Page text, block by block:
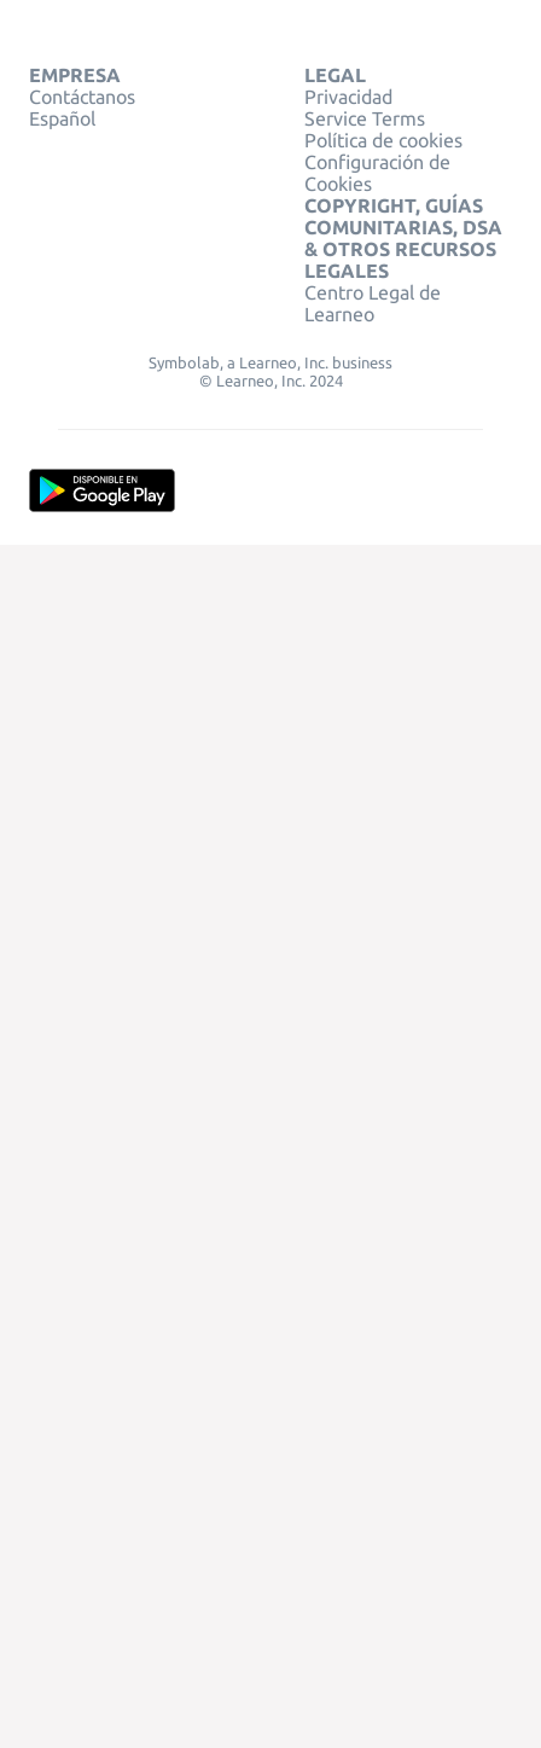
EMPRESA
Contáctanos
Español
LEGAL
Privacidad
Service Terms
Política de cookies
Configuración de
Cookies
COPYRIGHT, GUÍAS
COMUNITARIAS, DSA
& OTROS RECURSOS
LEGALES
Centro Legal de
Learneo
Symbolab, a Learneo, Inc. business
© Learneo, Inc. 2024